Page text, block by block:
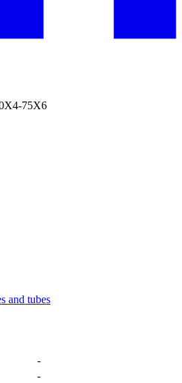
75X6
and tubes
-
-